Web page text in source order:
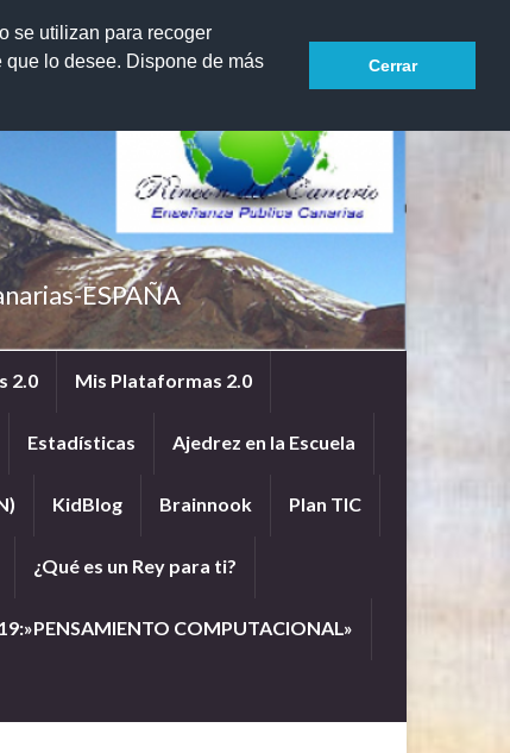
se utilizan para recoger
lo desee. Dispone de más
Cerrar
for:
ESPAÑA
2.0 Mis Plataformas 2.0
Estadísticas Ajedrez en la Escuela
KidBlog Brainnook Plan TIC
¿Qué es un Rey para ti?
COMPUTACIONAL»